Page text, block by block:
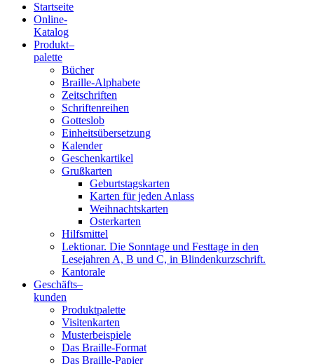
Blindenschrift-
Verlag
Druckerei
gGmbH
Startseite
Online-
Katalog
Produkt–
palette
Bücher
Braille-Alphabete
Zeitschriften
Schriftenreihen
Gotteslob
Einheitsübersetzung
Kalender
Geschenkartikel
Grußkarten
Geburtstagskarten
Karten für jeden Anlass
Weihnachtskarten
Osterkarten
Hilfsmittel
Lektionar. Die Sonntage und Festtage in den
Lesejahren A, B und C, in Blindenkurzschrift.
Kantorale
Geschäfts­–
kunden
Produktpalette
Visitenkarten
Musterbeispiele
Das Braille-Format
Das Braille-Papier